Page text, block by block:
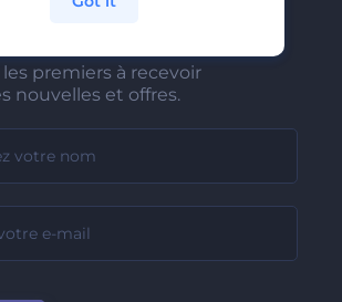
premiers à recevoir
nouvelles et offres.